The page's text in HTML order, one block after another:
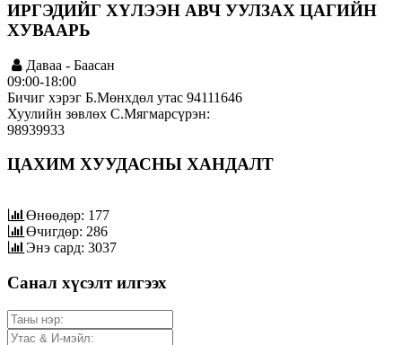
ИРГЭДИЙГ ХҮЛЭЭН АВЧ УУЛЗАХ ЦАГИЙН
ХУВААРЬ
Даваа - Баасан
09:00-18:00
Бичиг хэрэг Б.Мөнхдөл утас 94111646
Хуулийн зөвлөх С.Мягмарсүрэн:
98939933
ЦАХИМ ХУУДАСНЫ ХАНДАЛТ
Өнөөдөр: 177
Өчигдөр: 286
Энэ сард: 3037
Санал хүсэлт илгээх